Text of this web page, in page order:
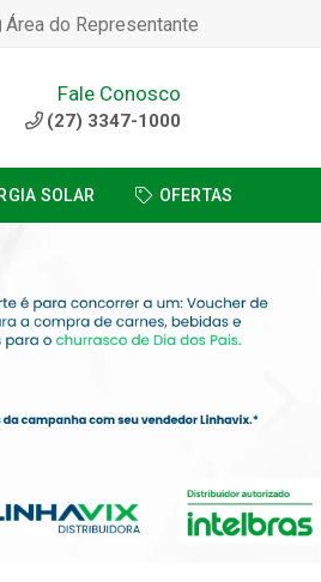
Área do Representante
Fale Conosco
(27) 3347-1000
SOLAR OFERTAS